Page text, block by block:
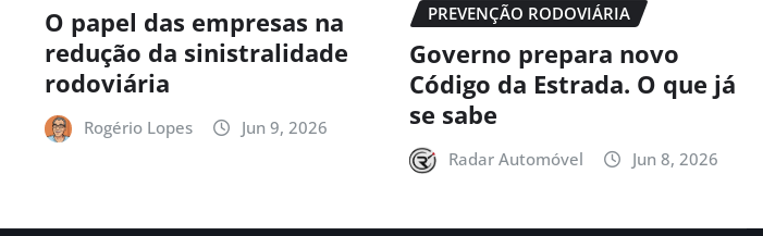
O papel das empresas na
redução da sinistralidade
rodoviária
Rogério Lopes Jun 9, 2026
PREVENÇÃO RODOVIÁRIA
Governo prepara novo
Código da Estrada. O que já
se sabe
Radar Automóvel Jun 8, 2026